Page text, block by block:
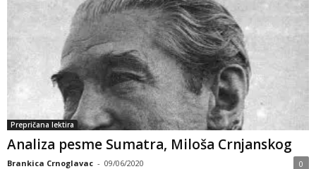
Prepričana lektira
Analiza pesme Sumatra, Miloša Crnjanskog
Brankica Crnoglavac - 09/06/2020 0